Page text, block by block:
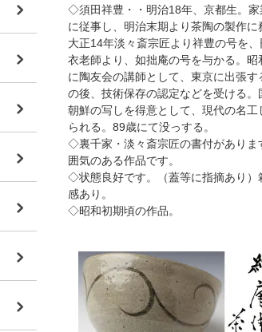
◇須田祥豊・・明治18年、京都生。家
に従事し、明治末期より茶陶の製作に
大正14年淡々斎宗匠より祥豊の号を
衣老師より、如拙庵の号を与かる。昭
に陶友会の講師として、東京に出張す
の後、技術保存の認定などを受ける。
朝鮮の写しを得意として、現代の名工
られる。89歳にて没っする。
◇裏千家・淡々斎宗匠の書付がありま
囲気のある作品です。
◇状態良好です。（蓋等に指摘あり）
感あり。
◇昭和初期頃の作品。